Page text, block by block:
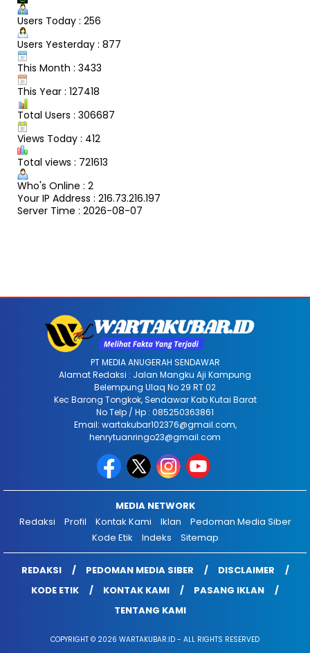
Users Today : 256
Users Yesterday : 877
This Month : 3433
This Year : 127418
Total Users : 306687
Views Today : 412
Total views : 721613
Who's Online : 2
Your IP Address : 216.73.216.197
Server Time : 2026-08-07
PT MEDIA ANUGERAH SENDAWAR
Alamat Redaksi : Jalan Mangku Aji Kampung
Belempung Ulaq No 29 RT 02
Kec Barong Tongkok, Sendawar Kab Kutai Barat
No Telp / Hp : 085250363861
Email: wartakubar102376@gmail.com,
henrytuanringo23@gmail.com
MEDIA NETWORK
Redaksi
Profil Kontak Kami Iklan
Pedoman Media Siber
Kode Etik
Indeks Sitemap
REDAKSI PEDOMAN MEDIA SIBER
DISCLAIMER
KODE ETIK
KONTAK KAMI
PASANG IKLAN
TENTANG KAMI
COPYRIGHT © 2026 WARTAKUBAR.ID - ALL RIGHTS RESERVED